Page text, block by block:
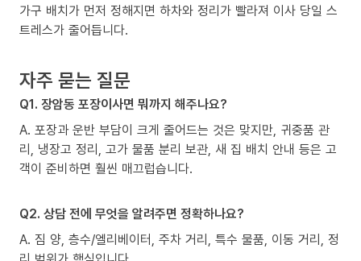
가구 배치가 먼저 정해지면 하차와 정리가 빨라져 이사 당일 스
트레스가 줄어듭니다.
자주 묻는 질문
Q1. 장암동 포장이사면 뭐까지 해주나요?
A. 포장과 운반 부담이 크게 줄어드는 것은 맞지만, 귀중품 관
리, 냉장고 정리, 고가 물품 분리 보관, 새 집 배치 안내 등은 고
객이 준비하면 훨씬 매끄럽습니다.
Q2. 상담 전에 무엇을 알려주면 정확하나요?
A. 짐 양, 층수/엘리베이터, 주차 거리, 특수 물품, 이동 거리, 정